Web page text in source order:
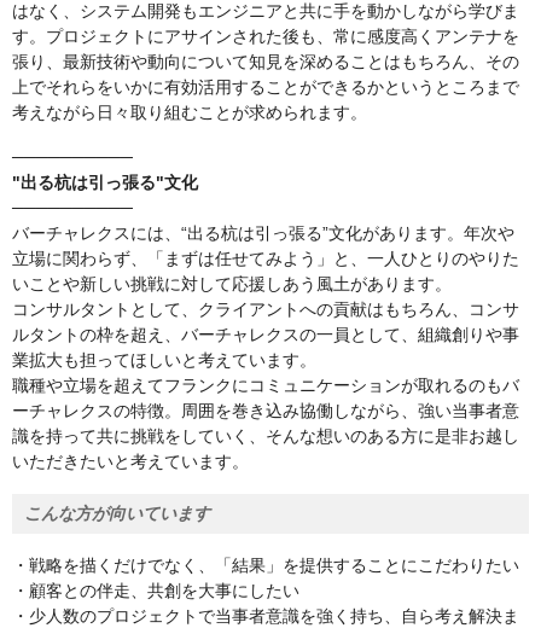
はなく、システム開発もエンジニアと共に手を動かしながら学びま
す。プロジェクトにアサインされた後も、常に感度高くアンテナを
張り、最新技術や動向について知見を深めることはもちろん、その
上でそれらをいかに有効活用することができるかというところまで
考えながら日々取り組むことが求められます。
──────────
"出る杭は引っ張る"文化
──────────
バーチャレクスには、“出る杭は引っ張る”文化があります。年次や
立場に関わらず、「まずは任せてみよう」と、一人ひとりのやりた
いことや新しい挑戦に対して応援しあう風土があります。
コンサルタントとして、クライアントへの貢献はもちろん、コンサ
ルタントの枠を超え、バーチャレクスの一員として、組織創りや事
業拡大も担ってほしいと考えています。
職種や立場を超えてフランクにコミュニケーションが取れるのもバ
ーチャレクスの特徴。周囲を巻き込み協働しながら、強い当事者意
識を持って共に挑戦をしていく、そんな想いのある方に是非お越し
いただきたいと考えています。
こんな方が向いています
・戦略を描くだけでなく、「結果」を提供することにこだわりたい
・顧客との伴走、共創を大事にしたい
・少人数のプロジェクトで当事者意識を強く持ち、自ら考え解決ま